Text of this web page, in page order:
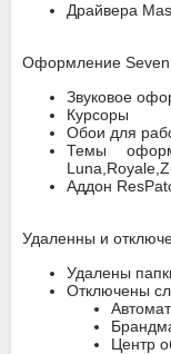
Драйвера
Оформление
Звуковое
Курсоры
Обои для
Темы
Аддон
Удаленны и
Удалены
Отключены
Центр